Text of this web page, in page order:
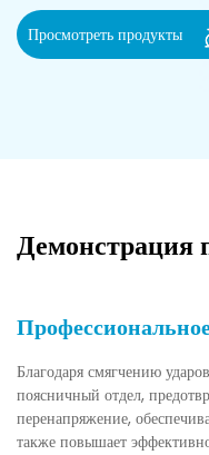
Просмотреть продукты
Демонстрация
Благодаря смягчению
поясничный отдел,
перенапряжение,
также повышает